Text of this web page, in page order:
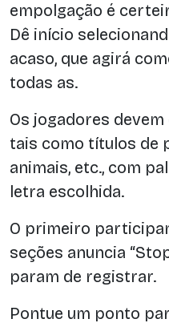
empolgação é
Dê início
acaso, que agirá
todas as.
Os jogadores
tais como títulos de
animais, etc., com
letra escolhida.
O primeiro
seções anuncia
param de registrar.
Pontue um ponto